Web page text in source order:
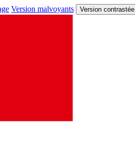
Version malvoyants Version contrastée